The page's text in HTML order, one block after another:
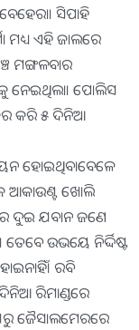
ସିପାହି
ମଧ୍ୟ ଏହି ଜାଲରେ
ମଙ୍ଗଳବାର
ନେଇଥିଲା। ପୋଲିସ
କରି ୫ ଦିନିଆ
ହୋଇଥିବାବେଳେ
ଆକାଉଣ୍ଟ ଖୋଲି
ଦୁଇ ଯବାନ ଜଣେ
ତେବେ ଉଭୟେ ନିର୍ଦ୍ଦିଷ୍ଟ
ରବି
ରିମାଣ୍ଡରେ
ଜୈସାଲମେରରେ